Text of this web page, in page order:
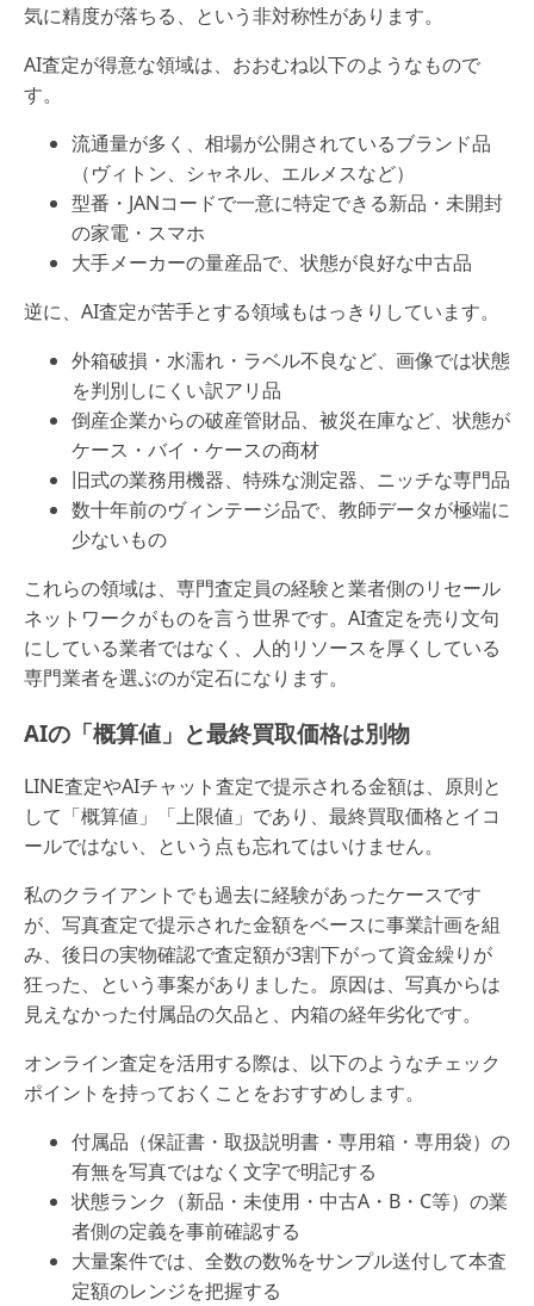
気に精度が落ちる、という非対称性があります。
AI査定が得意な領域は、おおむね以下のようなもので
す。
流通量が多く、相場が公開されているブランド品
（ヴィトン、シャネル、エルメスなど）
型番・JANコードで一意に特定できる新品・未開封
の家電・スマホ
大手メーカーの量産品で、状態が良好な中古品
逆に、AI査定が苦手とする領域もはっきりしています。
外箱破損・水濡れ・ラベル不良など、画像では状態
を判別しにくい訳アリ品
倒産企業からの破産管財品、被災在庫など、状態が
ケース・バイ・ケースの商材
旧式の業務用機器、特殊な測定器、ニッチな専門品
数十年前のヴィンテージ品で、教師データが極端に
少ないもの
これらの領域は、専門査定員の経験と業者側のリセール
ネットワークがものを言う世界です。AI査定を売り文句
にしている業者ではなく、人的リソースを厚くしている
専門業者を選ぶのが定石になります。
AIの「概算値」と最終買取価格は別物
LINE査定やAIチャット査定で提示される金額は、原則と
して「概算値」「上限値」であり、最終買取価格とイコ
ールではない、という点も忘れてはいけません。
私のクライアントでも過去に経験があったケースです
が、写真査定で提示された金額をベースに事業計画を組
み、後日の実物確認で査定額が3割下がって資金繰りが
狂った、という事案がありました。原因は、写真からは
見えなかった付属品の欠品と、内箱の経年劣化です。
オンライン査定を活用する際は、以下のようなチェック
ポイントを持っておくことをおすすめします。
付属品（保証書・取扱説明書・専用箱・専用袋）の
有無を写真ではなく文字で明記する
状態ランク（新品・未使用・中古A・B・C等）の業
者側の定義を事前確認する
大量案件では、全数の数%をサンプル送付して本査
定額のレンジを把握する